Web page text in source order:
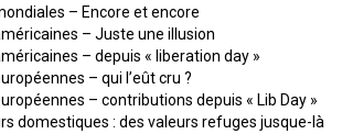
– Encore et encore
– Juste une illusion
– depuis « liberation day »
– qui l’eût cru ?
– contributions depuis « Lib Day »
domestiques : des valeurs refuges jusque-là